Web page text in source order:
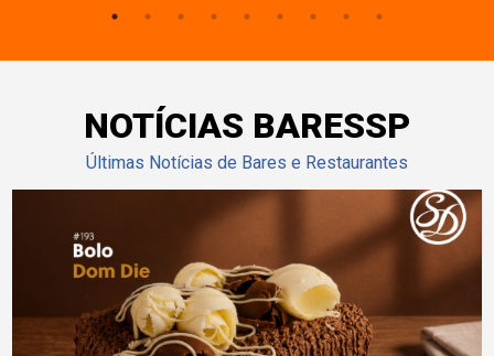
NOTÍCIAS BARESSP
Últimas Notícias de Bares e Restaurantes